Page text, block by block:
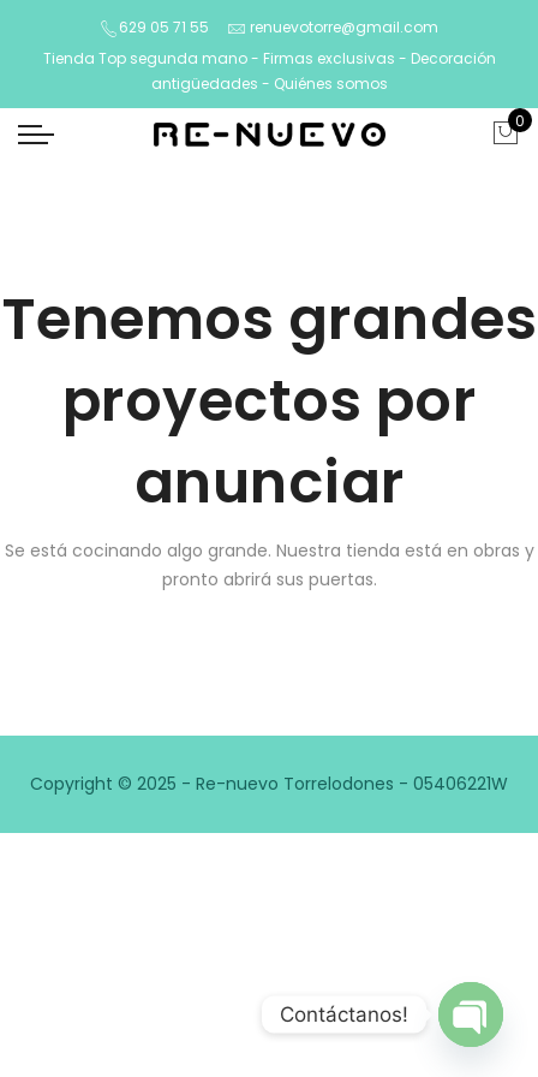
629 05 71 55
renuevotorre@gmail.com
Tienda Top segunda mano - Firmas exclusivas - Decoración
antigüedades - Quiénes somos
0
Tenemos grandes
proyectos por
anunciar
Se está cocinando algo grande. Nuestra tienda está en obras y
pronto abrirá sus puertas.
Copyright © 2025 - Re-nuevo Torrelodones - 05406221W
Contáctanos!